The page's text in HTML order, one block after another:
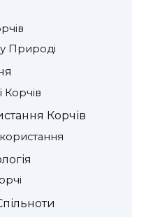
у Природі
Корчів
Корчів